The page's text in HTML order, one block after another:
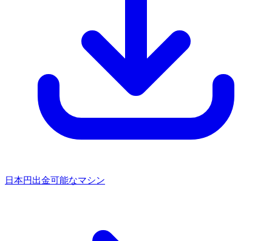
日本円出金可能なマシン